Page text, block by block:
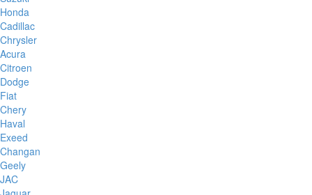
Honda
Cadillac
Chrysler
Acura
Citroen
Dodge
Fiat
Chery
Haval
Exeed
Changan
Geely
JAC